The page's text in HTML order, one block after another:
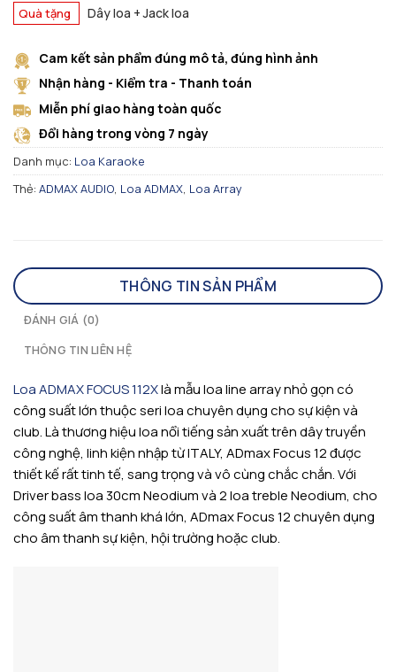
Quà tặng Dây loa + Jack loa
Cam kết sản phẩm đúng mô tả, đúng hình ảnh
Nhận hàng - Kiểm tra - Thanh toán
Miễn phí giao hàng toàn quốc
Đổi hàng trong vòng 7 ngày
Danh mục: Loa Karaoke
Thẻ: ADMAX AUDIO, Loa ADMAX, Loa Array
THÔNG TIN SẢN PHẨM
ĐÁNH GIÁ (0)
THÔNG TIN LIÊN HỆ
Loa ADMAX FOCUS 112Xlà mẫu loa line array nhỏ gọn có
công suất lớn thuộc seri loa chuyên dụng cho sự kiện và
club. Là thương hiệu loa nổi tiếng sản xuất trên dây truyền
công nghệ, linh kiện nhập từ ITALY, ADmax Focus 12 được
thiết kế rất tinh tế, sang trọng và vô cùng chắc chắn. Với
Driver bass loa 30cm Neodium và 2 loa treble Neodium, cho
công suất âm thanh khá lớn, ADmax Focus 12 chuyên dụng
cho âm thanh sự kiện, hội trường hoặc club.